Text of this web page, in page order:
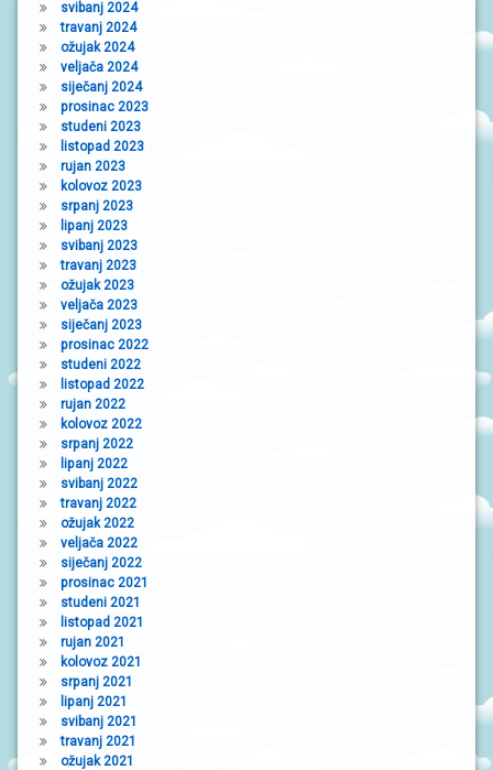
svibanj 2024
travanj 2024
ožujak 2024
veljača 2024
siječanj 2024
prosinac 2023
studeni 2023
listopad 2023
rujan 2023
kolovoz 2023
srpanj 2023
lipanj 2023
svibanj 2023
travanj 2023
ožujak 2023
veljača 2023
siječanj 2023
prosinac 2022
studeni 2022
listopad 2022
rujan 2022
kolovoz 2022
srpanj 2022
lipanj 2022
svibanj 2022
travanj 2022
ožujak 2022
veljača 2022
siječanj 2022
prosinac 2021
studeni 2021
listopad 2021
rujan 2021
kolovoz 2021
srpanj 2021
lipanj 2021
svibanj 2021
travanj 2021
ožujak 2021